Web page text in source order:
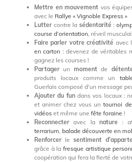
Mettre en mouvement vos
avec le Rallye « Vignoble Express »
Lutter contre la sédentarité :
course d’orientation, réveil
Faire parler votre créativité avec
en carton : devenez de véritables
gagnez les courses !
Partager un momentde
produits locaux comme un
Guerlais composé d’un message
Ajouter du fun dans vos locaux :
et animer chez vous untournoi
vidéos et même une fête foraine !
Reconnecter avec lanature :
terrarium, balade découverte en
Renforcer lesentiment
grâce à la fresque artistique
coopération qui fera la fierté de